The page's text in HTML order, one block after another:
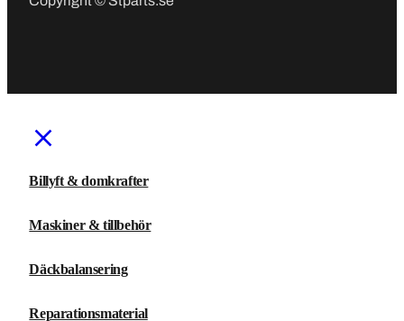
Billyft & domkrafter
Maskiner & tillbehör
Däckbalansering
Reparationsmaterial